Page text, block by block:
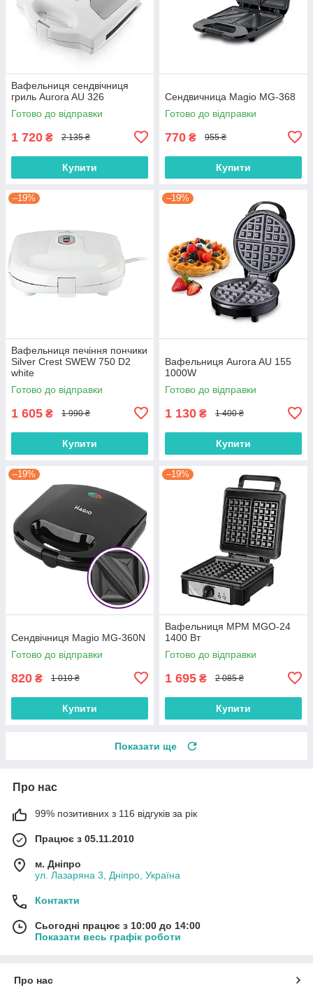
Вафельниця сендвічниця
гриль Aurora AU 326
Готово до відправки
1 720 ₴ 2 135 ₴
Купити
Сендвичница Magio MG-368
Готово до відправки
770 ₴ 955 ₴
Купити
–19%
Вафельниця печіння пончики
Silver Crest SWEW 750 D2
white
Готово до відправки
1 605 ₴ 1 990 ₴
Купити
–19%
Вафельниця Aurora AU 155
1000W
Готово до відправки
1 130 ₴ 1 400 ₴
Купити
–19%
Сендвічниця Magio MG-360N
Готово до відправки
820 ₴ 1 010 ₴
Купити
–19%
Вафельниця MPM MGO-24
1400 Вт
Готово до відправки
1 695 ₴ 2 085 ₴
Купити
Показати ще
Про нас
99% позитивних з 116 відгуків за рік
Працює з 05.11.2010
м. Дніпро
ул. Лазаряна 3, Дніпро, Україна
Контакти
Сьогодні працює з 10:00 до 14:00
Показати весь графік роботи
Про нас